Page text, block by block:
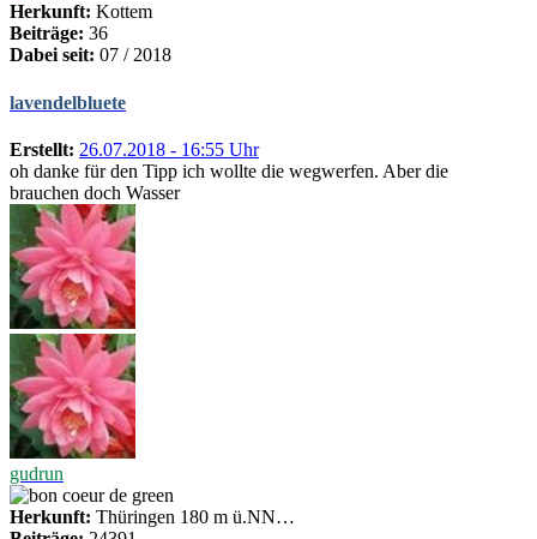
Herkunft: Kottem
Beiträge: 36
Dabei seit: 07 / 2018
lavendelbluete
Erstellt: 26.07.2018 - 16:55 Uhr
oh danke für den Tipp ich wollte die wegwerfen. Aber die
brauchen doch Wasser
gudrun
Herkunft: Thüringen 180 m ü.NN…